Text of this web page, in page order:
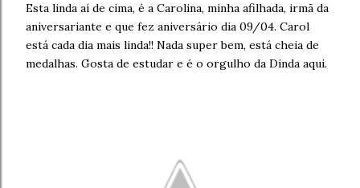
Esta linda aí de cima, é a Carolina, minha afilhada, irmã da
aniversariante e que fez aniversário dia 09/04. Carol
está cada dia mais linda!! Nada super bem, está cheia de
medalhas. Gosta de estudar e é o orgulho da Dinda aqui.